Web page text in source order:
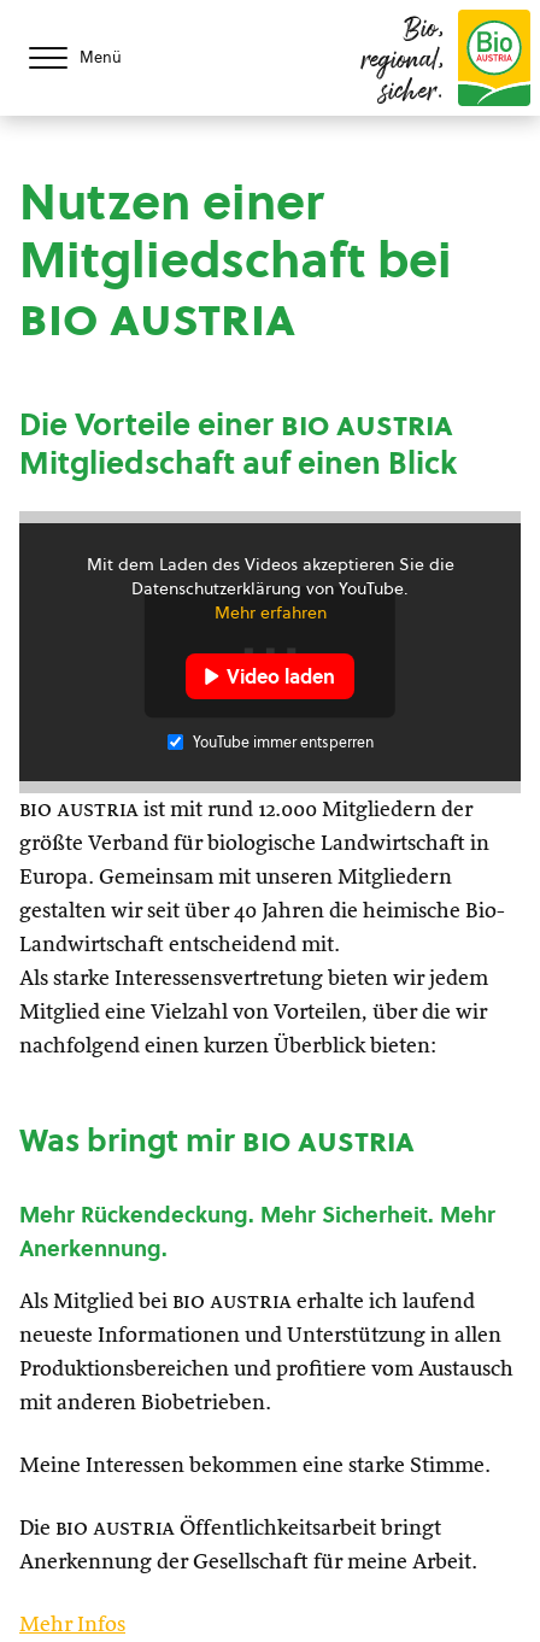
Menü
Bio,
regional,
sicher.
Nutzen einer
Mitgliedschaft bei
bio austria
Die Vorteile einerbio austria
Mitgliedschaft auf einen Blick
Mit dem Laden des Videos akzeptieren Sie die
Datenschutzerklärung von YouTube.
Mehr erfahren
Video laden
YouTube immer entsperren
bio austria ist mit rund 12.000 Mitgliedern der
größte Verband für biologische Landwirtschaft in
Europa. Gemeinsam mit unseren Mitgliedern
gestalten wir seit über 40 Jahren die heimische Bio-
Landwirtschaft entscheidend mit.
Als starke Interessensvertretung bieten wir jedem
Mitglied eine Vielzahl von Vorteilen, über die wir
nachfolgend einen kurzen Überblick bieten:
Was bringt mirbio austria
Mehr Rückendeckung. Mehr Sicherheit. Mehr
Anerkennung.
Als Mitglied bei bio austria erhalte ich laufend
neueste Informationen und Unterstützung in allen
Produktionsbereichen und profitiere vom Austausch
mit anderen Biobetrieben.
Meine Interessen bekommen eine starke Stimme.
Die bio austria Öffentlichkeitsarbeit bringt
Anerkennung der Gesellschaft für meine Arbeit.
Mehr Infos